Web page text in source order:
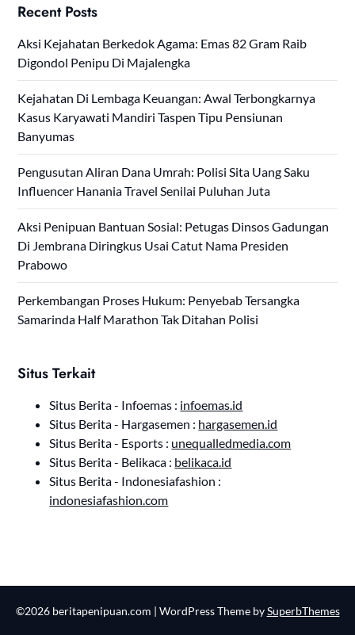
Recent Posts
Aksi Kejahatan Berkedok Agama: Emas 82 Gram Raib
Digondol Penipu Di Majalengka
Kejahatan Di Lembaga Keuangan: Awal Terbongkarnya
Kasus Karyawati Mandiri Taspen Tipu Pensiunan
Banyumas
Pengusutan Aliran Dana Umrah: Polisi Sita Uang Saku
Influencer Hanania Travel Senilai Puluhan Juta
Aksi Penipuan Bantuan Sosial: Petugas Dinsos Gadungan
Di Jembrana Diringkus Usai Catut Nama Presiden
Prabowo
Perkembangan Proses Hukum: Penyebab Tersangka
Samarinda Half Marathon Tak Ditahan Polisi
Situs Terkait
Situs Berita - Infoemas : infoemas.id
Situs Berita - Hargasemen : hargasemen.id
Situs Berita - Esports : unequalledmedia.com
Situs Berita - Belikaca : belikaca.id
Situs Berita - Indonesiafashion :
indonesiafashion.com
©2026 beritapenipuan.com | WordPress Theme bySuperbThemes